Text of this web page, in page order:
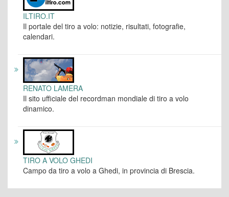
ILTIRO.IT
Il portale del tiro a volo: notizie, risultati, fotografie,
calendari.
RENATO LAMERA
Il sito ufficiale del recordman mondiale di tiro a volo
dinamico.
TIRO A VOLO GHEDI
Campo da tiro a volo a Ghedi, in provincia di Brescia.